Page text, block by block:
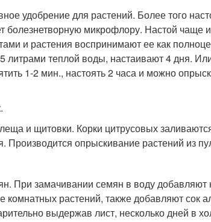
удобрение для растений. Более того
болезнетворную микрофлору. Настой чаще
и растения воспринимают ее как
5 литрами теплой воды, настаивают 4 дня.
1-2 мин., настоять 2 часа и можно
и щитовки. Корки цитрусовых
опрыскивание растений из
При замачивании семян в воду добавляют
растений, также добавляют сок
выдержав лист, несколько дней в